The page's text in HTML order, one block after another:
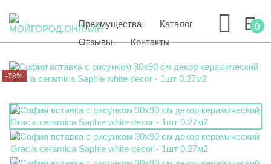
Преимущества
Каталог
Отзывы
Контакты
0
-78%